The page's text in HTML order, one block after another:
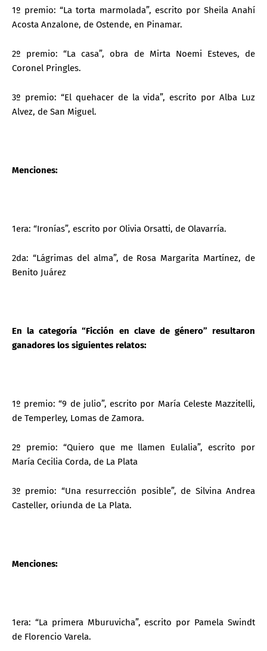
1º premio: “La torta marmolada”, escrito por Sheila Anahí
Acosta Anzalone, de Ostende, en Pinamar.
2º premio: “La casa”, obra de Mirta Noemi Esteves, de
Coronel Pringles.
3º premio: “El quehacer de la vida”, escrito por Alba Luz
Alvez, de San Miguel.
Menciones:
1era: “Ironías”, escrito por Olivia Orsatti, de Olavarría.
2da: “Lágrimas del alma”, de Rosa Margarita Martínez, de
Benito Juárez
En la categoría “Ficción en clave de género” resultaron
ganadores los siguientes relatos:
1º premio: “9 de julio”, escrito por María Celeste Mazzitelli,
de Temperley, Lomas de Zamora.
2º premio: “Quiero que me llamen Eulalia”, escrito por
María Cecilia Corda, de La Plata
3º premio: “Una resurrección posible”, de Silvina Andrea
Casteller, oriunda de La Plata.
Menciones:
1era: “La primera Mburuvicha”, escrito por Pamela Swindt
de Florencio Varela.